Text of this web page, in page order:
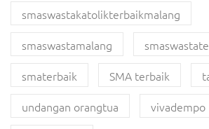
smaswastakatolikterbaikmalang
smaswastamalang
smaterbaik
SMA terbaik
undangan orangtua
vivadempo